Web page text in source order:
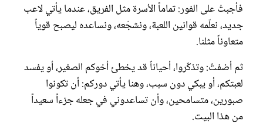
فأجبتُ على الفور: تماماً الأسرة مثل الفريق، عندما يأتي لاعب
جديد، نعلّمه قوانين اللعبة، ونشجّعه، ونساعده ليصبح قوياً
متعاوناً مثلنا.
ثم أضفتُ: وتذكّروا، أحياناً قد يخطئ أخوكم الصغير، أو يفسد
لعبتكم، أو يبكي دون سبب، وهنا يأتي دوركم: أن تكونوا
صبورين، متسامحين، وأن تساعدوني في جعله جزءاً سعيداً
من هذا البيت.